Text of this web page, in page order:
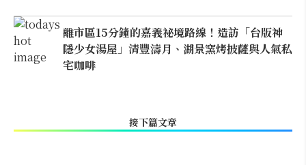
離市區15分鐘的嘉義祕境路線！造訪「台版神
隱少女湯屋」清豐濤月、湖景窯烤披薩與人氣私
宅咖啡
接下篇文章